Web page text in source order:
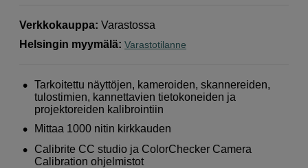
Verkkokauppa: Varastossa
Helsingin myymälä: Varastotilanne
Tarkoitettu näyttöjen, kameroiden, skannereiden,
tulostimien, kannettavien tietokoneiden ja
projektoreiden kalibrointiin
Mittaa 1000 nitin kirkkauden
Calibrite CC studio ja ColorChecker Camera
Calibration ohjelmistot